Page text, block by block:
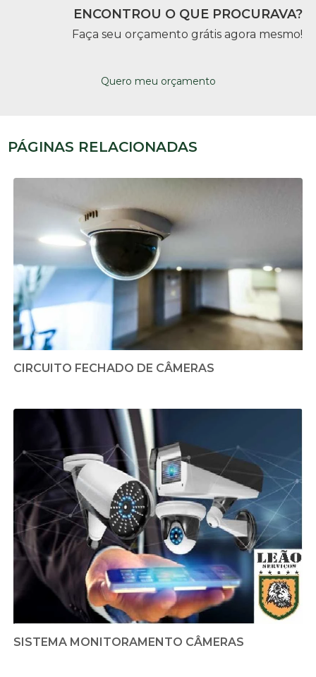
ENCONTROU O QUE PROCURAVA?
Faça seu orçamento grátis agora mesmo!
Quero meu orçamento
PÁGINAS RELACIONADAS
CIRCUITO FECHADO DE CÂMERAS
SISTEMA MONITORAMENTO CÂMERAS